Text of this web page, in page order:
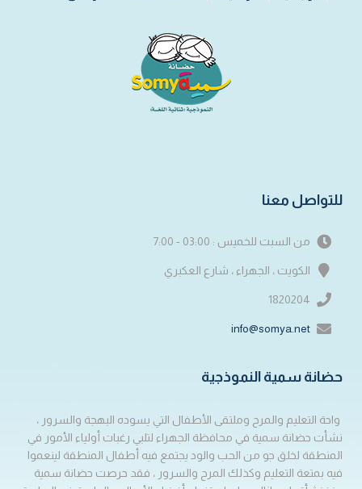
للتواصل معنا
من السبت للخميس : 03:00 - 7:00
الكويت ، الجهراء ، شارع العكبري
1820204
info@somya.net
حضانة سمية النموذجية
واحة التعليم والمرح وملتقى الأطفال التي يسوده البهجة والسرور ،
نشأت حضانة سمية في محافظة الجهراء لتلبي رغبات أولياء الأمور في
المنطقة لخلق جو من الحب والود يجتمع فيه أطفال المنطقة لينعموا
فيه بمتعة التعليم وكذلك المرح والسرور ، فقد حرصت حضانة سمية